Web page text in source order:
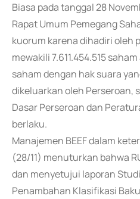
Biasa pada tanggal 28
Rapat Umum Pemegang
kuorum karena dihadiri oleh
mewakili 7.611.454.515
saham dengan hak suara
dikeluarkan oleh Perseroan,
Dasar Perseroan dan
berlaku.
Manajemen BEEF dalam
(28/11) menuturkan bahwa
dan menyetujui laporan
Penambahan Klasifikasi